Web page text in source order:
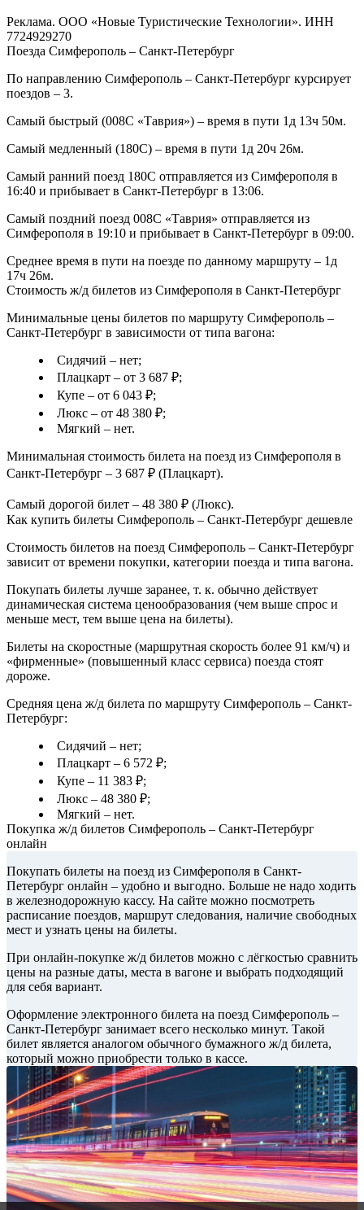
Реклама. ООО «Новые Туристические Технологии». ИНН
7724929270
Поезда Симферополь – Санкт-Петербург
По направлению Симферополь – Санкт-Петербург курсирует
поездов – 3.
Самый быстрый (008С «Таврия») – время в пути 1д 13ч 50м.
Самый медленный (180С) – время в пути 1д 20ч 26м.
Самый ранний поезд 180С отправляется из Симферополя в
16:40 и прибывает в Санкт-Петербург в 13:06.
Самый поздний поезд 008С «Таврия» отправляется из
Симферополя в 19:10 и прибывает в Санкт-Петербург в 09:00.
Среднее время в пути на поезде по данному маршруту – 1д
17ч 26м.
Стоимость ж/д билетов из Симферополя в Санкт-Петербург
Минимальные цены билетов по маршруту Симферополь –
Санкт-Петербург в зависимости от типа вагона:
Сидячий – нет;
Плацкарт – от 3 687 ₽;
Купе – от 6 043 ₽;
Люкс – от 48 380 ₽;
Мягкий – нет.
Минимальная стоимость билета на поезд из Симферополя в
Санкт-Петербург – 3 687 ₽ (Плацкарт).
Самый дорогой билет – 48 380 ₽ (Люкс).
Как купить билеты Симферополь – Санкт-Петербург дешевле
Стоимость билетов на поезд Симферополь – Санкт-Петербург
зависит от времени покупки, категории поезда и типа вагона.
Покупать билеты лучше заранее, т. к. обычно действует
динамическая система ценообразования (чем выше спрос и
меньше мест, тем выше цена на билеты).
Билеты на скоростные (маршрутная скорость более 91 км/ч) и
«фирменные» (повышенный класс сервиса) поезда стоят
дороже.
Средняя цена ж/д билета по маршруту Симферополь – Санкт-
Петербург:
Сидячий – нет;
Плацкарт – 6 572 ₽;
Купе – 11 383 ₽;
Люкс – 48 380 ₽;
Мягкий – нет.
Покупка ж/д билетов Симферополь – Санкт-Петербург
онлайн
Покупать билеты на поезд из Симферополя в Санкт-
Петербург онлайн – удобно и выгодно. Больше не надо ходить
в железнодорожную кассу. На сайте можно посмотреть
расписание поездов, маршрут следования, наличие свободных
мест и узнать цены на билеты.
При онлайн-покупке ж/д билетов можно с лёгкостью сравнить
цены на разные даты, места в вагоне и выбрать подходящий
для себя вариант.
Оформление электронного билета на поезд Симферополь –
Санкт-Петербург занимает всего несколько минут. Такой
билет является аналогом обычного бумажного ж/д билета,
который можно приобрести только в кассе.